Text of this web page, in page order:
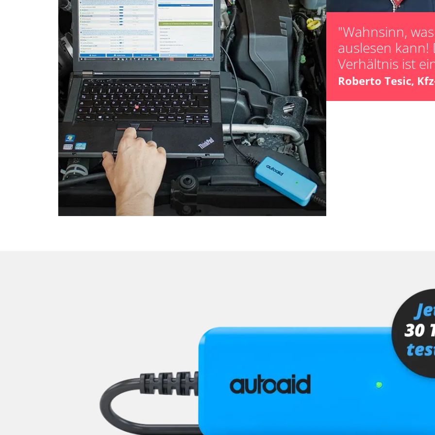
Zurücksetzen
Verfügbarkeit abhängig von Modell, Motorisierung, Ausstattung und Konfiguration
"Wahnsinn,
auslesen kann!
Verhältnis ist
Roberto Tesic,